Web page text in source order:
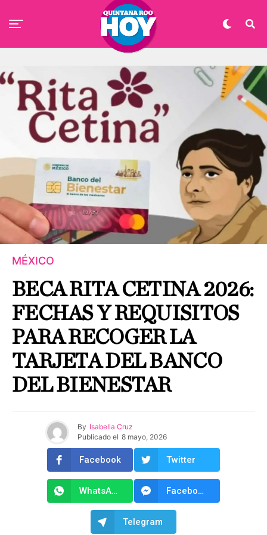
MÉXICO
BECA RITA CETINA 2026:
FECHAS Y REQUISITOS
PARA RECOGER LA
TARJETA DEL BANCO
DEL BIENESTAR
By Isabella Cruz
Publicado el 8 mayo, 2026
Facebook Twitter
WhatsApp Facebook Messenger
Telegram